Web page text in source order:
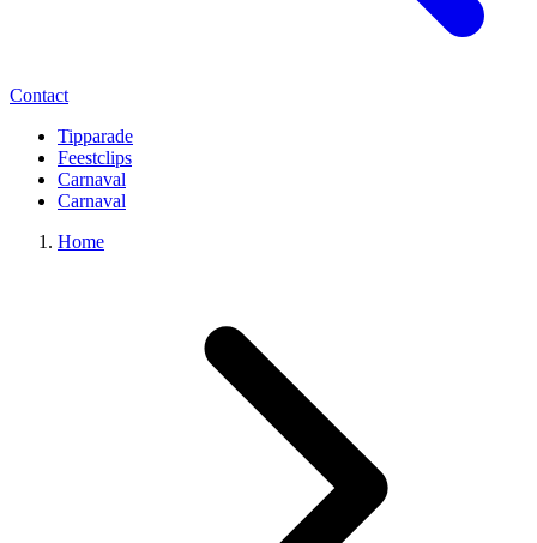
Contact
Tipparade
Feestclips
Carnaval
Carnaval
Home